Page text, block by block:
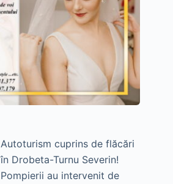
Autoturism cuprins de flăcări
în Drobeta-Turnu Severin!
Pompierii au intervenit de